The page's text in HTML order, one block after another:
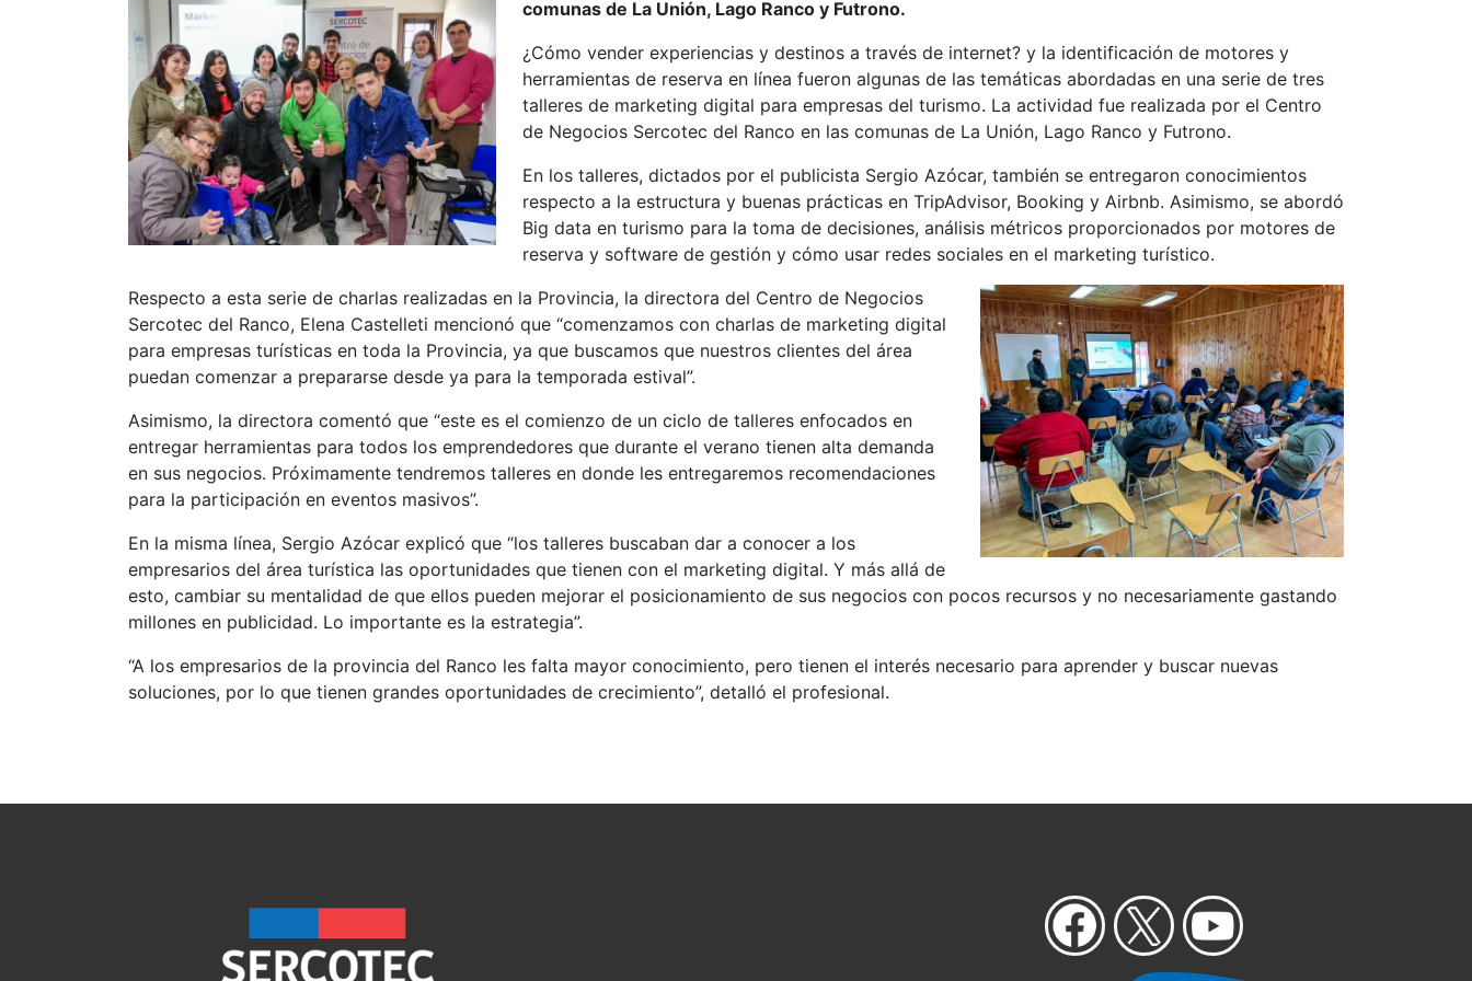
comunas de La Unión, Lago Ranco y Futrono.
¿Cómo vender experiencias y destinos a través de internet? y la identificación de motores y
herramientas de reserva en línea fueron algunas de las temáticas abordadas en una serie de tres
talleres de marketing digital para empresas del turismo. La actividad fue realizada por el Centro
de Negocios Sercotec del Ranco en las comunas de La Unión, Lago Ranco y Futrono.
En los talleres, dictados por el publicista Sergio Azócar, también se entregaron conocimientos
respecto a la estructura y buenas prácticas en TripAdvisor, Booking y Airbnb. Asimismo, se abordó
Big data en turismo para la toma de decisiones, análisis métricos proporcionados por motores de
reserva y software de gestión y cómo usar redes sociales en el marketing turístico.
Respecto a esta serie de charlas realizadas en la Provincia, la directora del Centro de Negocios
Sercotec del Ranco, Elena Castelleti mencionó que “comenzamos con charlas de marketing digital
para empresas turísticas en toda la Provincia, ya que buscamos que nuestros clientes del área
puedan comenzar a prepararse desde ya para la temporada estival”.
Asimismo, la directora comentó que “este es el comienzo de un ciclo de talleres enfocados en
entregar herramientas para todos los emprendedores que durante el verano tienen alta demanda
en sus negocios. Próximamente tendremos talleres en donde les entregaremos recomendaciones
para la participación en eventos masivos”.
En la misma línea, Sergio Azócar explicó que “los talleres buscaban dar a conocer a los
empresarios del área turística las oportunidades que tienen con el marketing digital. Y más allá de
esto, cambiar su mentalidad de que ellos pueden mejorar el posicionamiento de sus negocios con pocos recursos y no necesariamente gastando
millones en publicidad. Lo importante es la estrategia”.
“A los empresarios de la provincia del Ranco les falta mayor conocimiento, pero tienen el interés necesario para aprender y buscar nuevas
soluciones, por lo que tienen grandes oportunidades de crecimiento”, detalló el profesional.